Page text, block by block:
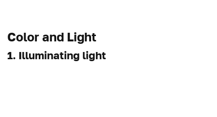
Color and Light
1. Illuminating light